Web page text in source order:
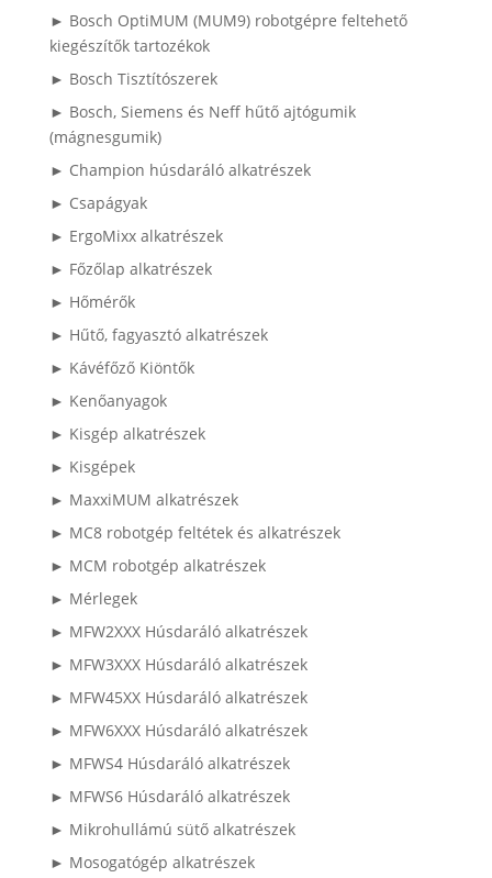
► Bosch OptiMUM (MUM9) robotgépre feltehető
kiegészítők tartozékok
► Bosch Tisztítószerek
► Bosch, Siemens és Neff hűtő ajtógumik
(mágnesgumik)
► Champion húsdaráló alkatrészek
► Csapágyak
► ErgoMixx alkatrészek
► Főzőlap alkatrészek
► Hőmérők
► Hűtő, fagyasztó alkatrészek
► Kávéfőző Kiöntők
► Kenőanyagok
► Kisgép alkatrészek
► Kisgépek
► MaxxiMUM alkatrészek
► MC8 robotgép feltétek és alkatrészek
► MCM robotgép alkatrészek
► Mérlegek
► MFW2XXX Húsdaráló alkatrészek
► MFW3XXX Húsdaráló alkatrészek
► MFW45XX Húsdaráló alkatrészek
► MFW6XXX Húsdaráló alkatrészek
► MFWS4 Húsdaráló alkatrészek
► MFWS6 Húsdaráló alkatrészek
► Mikrohullámú sütő alkatrészek
► Mosogatógép alkatrészek